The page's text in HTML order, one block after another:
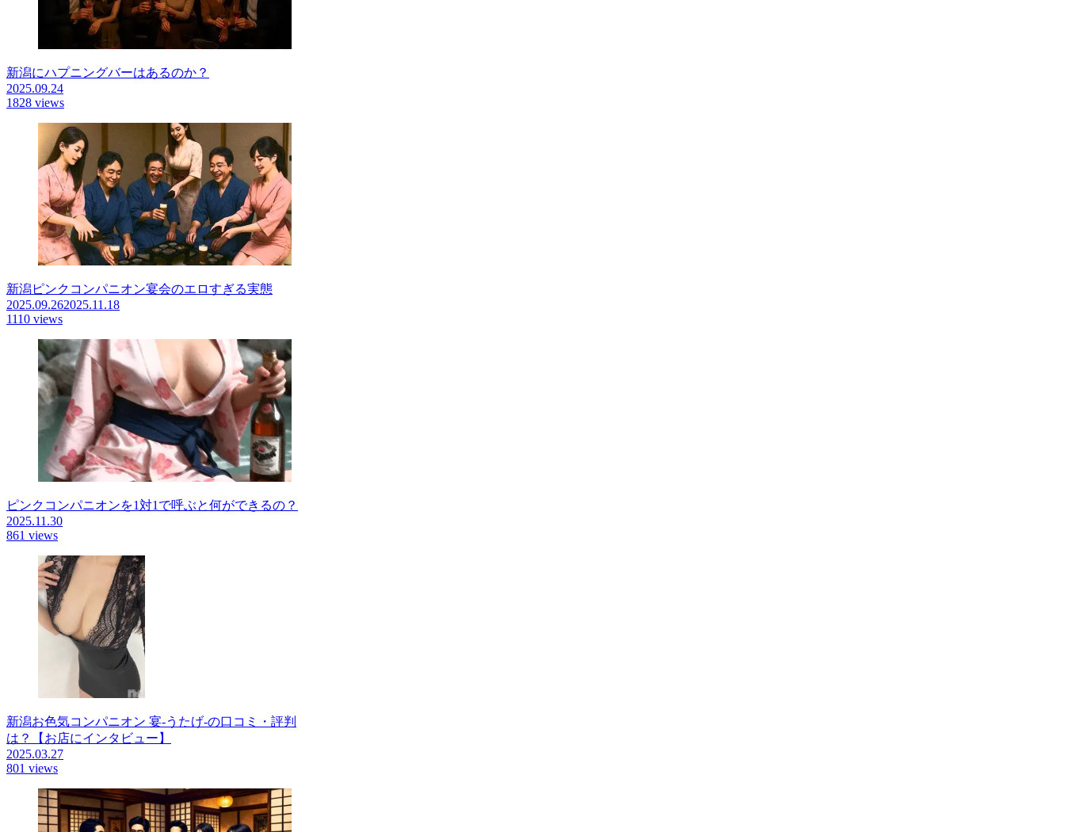
新潟にハプニングバーはあるのか？
2025.09.24
1828 views
新潟ピンクコンパニオン宴会のエロすぎる実態
2025.09.262025.11.18
1110 views
ピンクコンパニオンを1対1で呼ぶと何ができるの？
2025.11.30
861 views
新潟お色気コンパニオン 宴-うたげ-の口コミ・評判
は？【お店にインタビュー】
2025.03.27
801 views